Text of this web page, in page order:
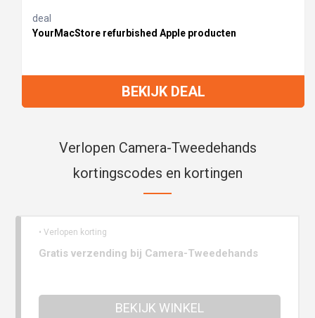
deal
YourMacStore refurbished Apple producten
BEKIJK DEAL
Verlopen Camera-Tweedehands
kortingscodes en kortingen
• Verlopen korting
Gratis verzending bij Camera-Tweedehands
BEKIJK WINKEL